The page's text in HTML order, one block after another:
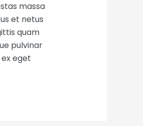
massa
et netus
quam
pulvinar
eget